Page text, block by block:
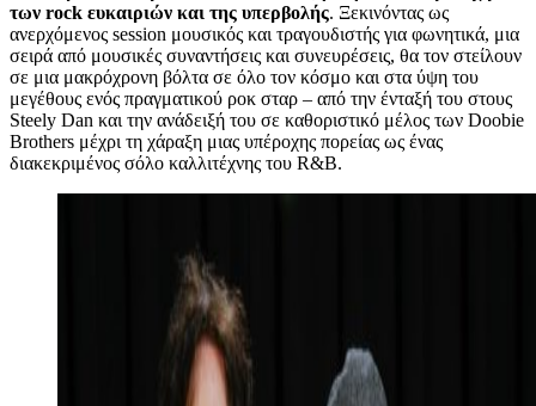
των rock ευκαιριών και της υπερβολής. Ξεκινόντας ως
ανερχόμενος session μουσικός και τραγουδιστής για φωνητικά, μια
σειρά από μουσικές συναντήσεις και συνευρέσεις, θα τον στείλουν
σε μια μακρόχρονη βόλτα σε όλο τον κόσμο και στα ύψη του
μεγέθους ενός πραγματικού ροκ σταρ – από την ένταξή του στους
Steely Dan και την ανάδειξή του σε καθοριστικό μέλος των Doobie
Brothers μέχρι τη χάραξη μιας υπέροχης πορείας ως ένας
διακεκριμένος σόλο καλλιτέχνης του R&B.